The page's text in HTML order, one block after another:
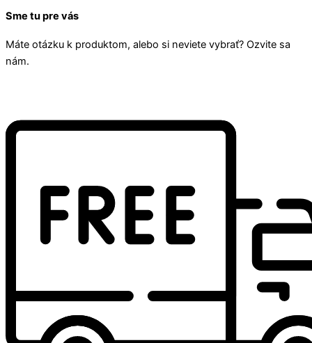
Sme tu pre vás
Máte otázku k produktom, alebo si neviete vybrať? Ozvite sa
nám.